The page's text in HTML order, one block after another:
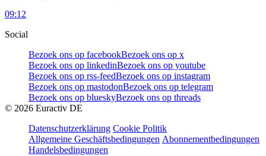
09:12
Social
Bezoek ons op facebookBezoek ons op x
Bezoek ons op linkedinBezoek ons op youtube
Bezoek ons op rss-feedBezoek ons op instagram
Bezoek ons op mastodonBezoek ons op telegram
Bezoek ons op blueskyBezoek ons op threads
© 2026 Euractiv DE
Datenschutzerklärung Cookie Politik
Allgemeine Geschäftsbedingungen Abonnementbedingungen
Handelsbedingungen